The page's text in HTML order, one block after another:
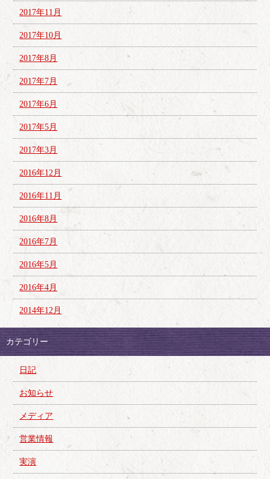
2017年11月
2017年10月
2017年8月
2017年7月
2017年6月
2017年5月
2017年3月
2016年12月
2016年11月
2016年8月
2016年7月
2016年5月
2016年4月
2014年12月
カテゴリー
日記
お知らせ
メディア
営業情報
実演